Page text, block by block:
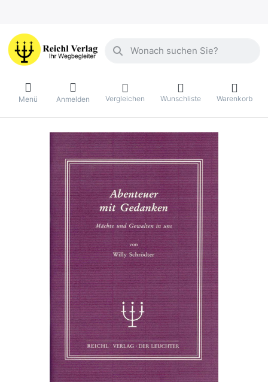
Geben Sie einen Suchbegriff ein.
Menü Anmelden Vergleichen Wunschliste Warenkorb